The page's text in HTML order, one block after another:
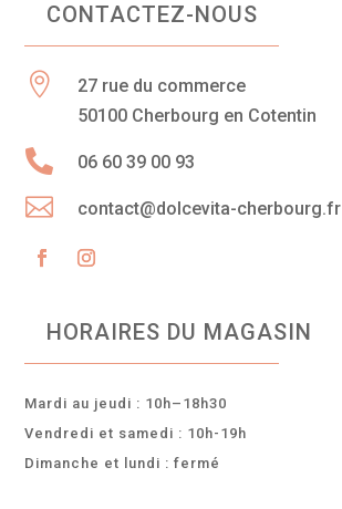
CONTACTEZ-NOUS

27 rue du commerce
50100 Cherbourg en Cotentin
 06 60 39 00 93
 contact@dolcevita-cherbourg.fr
HORAIRES DU MAGASIN
Mardi au jeudi : 10h–18h30
Vendredi et samedi : 10h-19h
Dimanche et lundi : fermé